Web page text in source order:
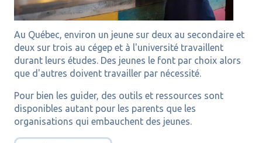
Au Québec, environ un jeune sur deux au secondaire et
deux sur trois au cégep et à l'université travaillent
durant leurs études. Des jeunes le font par choix alors
que d'autres doivent travailler par nécessité.
Pour bien les guider, des outils et ressources sont
disponibles autant pour les parents que les
organisations qui embauchent des jeunes.